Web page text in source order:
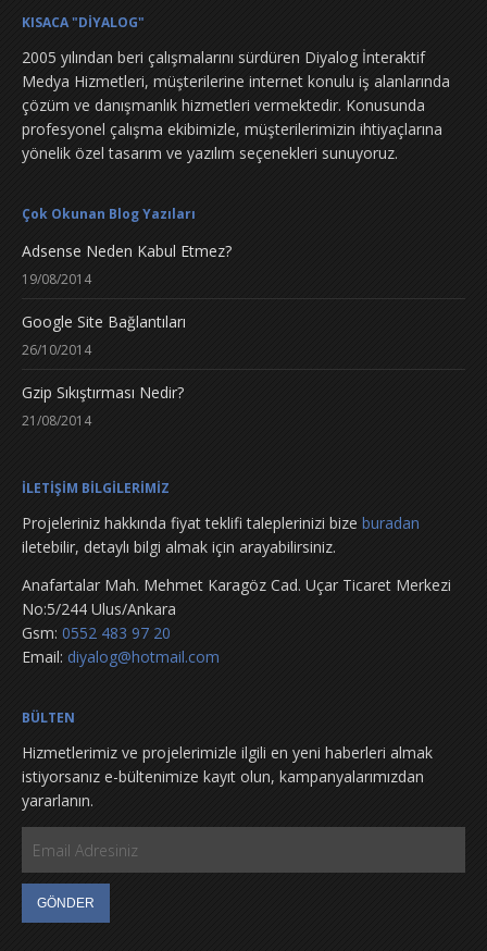
KISACA "DİYALOG"
2005 yılından beri çalışmalarını sürdüren Diyalog İnteraktif
Medya Hizmetleri, müşterilerine internet konulu iş alanlarında
çözüm ve danışmanlık hizmetleri vermektedir. Konusunda
profesyonel çalışma ekibimizle, müşterilerimizin ihtiyaçlarına
yönelik özel tasarım ve yazılım seçenekleri sunuyoruz.
Çok Okunan Blog Yazıları
Adsense Neden Kabul Etmez?
19/08/2014
Google Site Bağlantıları
26/10/2014
Gzip Sıkıştırması Nedir?
21/08/2014
İLETİŞİM BİLGİLERİMİZ
Projeleriniz hakkında fiyat teklifi taleplerinizi bize buradan
iletebilir, detaylı bilgi almak için arayabilirsiniz.
Anafartalar Mah. Mehmet Karagöz Cad. Uçar Ticaret Merkezi
No:5/244 Ulus/Ankara
Gsm: 0552 483 97 20
Email: diyalog@hotmail.com
BÜLTEN
Hizmetlerimiz ve projelerimizle ilgili en yeni haberleri almak
istiyorsanız e-bültenimize kayıt olun, kampanyalarımızdan
yararlanın.